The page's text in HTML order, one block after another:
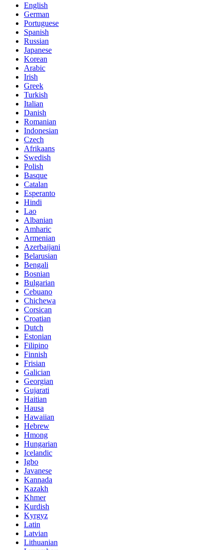
English
German
Portuguese
Spanish
Russian
Japanese
Korean
Arabic
Irish
Greek
Turkish
Italian
Danish
Romanian
Indonesian
Czech
Afrikaans
Swedish
Polish
Basque
Catalan
Esperanto
Hindi
Lao
Albanian
Amharic
Armenian
Azerbaijani
Belarusian
Bengali
Bosnian
Bulgarian
Cebuano
Chichewa
Corsican
Croatian
Dutch
Estonian
Filipino
Finnish
Frisian
Galician
Georgian
Gujarati
Haitian
Hausa
Hawaiian
Hebrew
Hmong
Hungarian
Icelandic
Igbo
Javanese
Kannada
Kazakh
Khmer
Kurdish
Kyrgyz
Latin
Latvian
Lithuanian